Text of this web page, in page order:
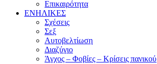
Επικαιρότητα
ΕΝΗΛΙΚΕΣ
Σχέσεις
Σεξ
Αυτοβελτίωση
Διαζύγιο
Άγχος – Φοβίες – Κρίσεις πανικού